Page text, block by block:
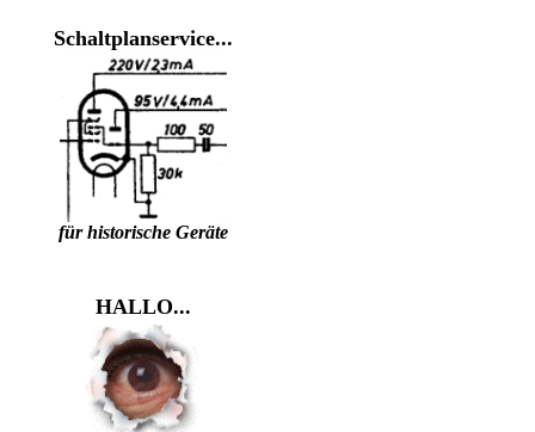
Schaltplanservice...
für historische Geräte
HALLO...